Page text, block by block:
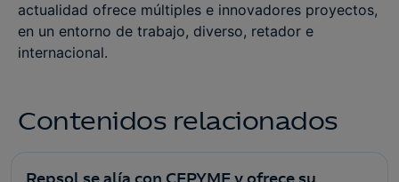
actualidad ofrece múltiples e innovadores proyectos,
en un entorno de trabajo, diverso, retador e
internacional.
Contenidos relacionados